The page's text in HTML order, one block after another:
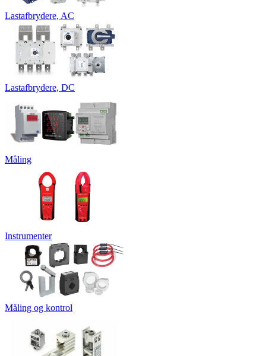
Lastafbrydere, AC
Lastafbrydere, DC
Måling
Instrumenter
Måling og kontrol